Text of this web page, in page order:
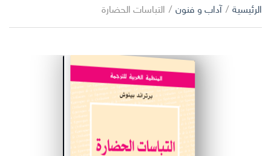
اب
ح
الرئيسية / آداب و فنون / التباسات الحضارة